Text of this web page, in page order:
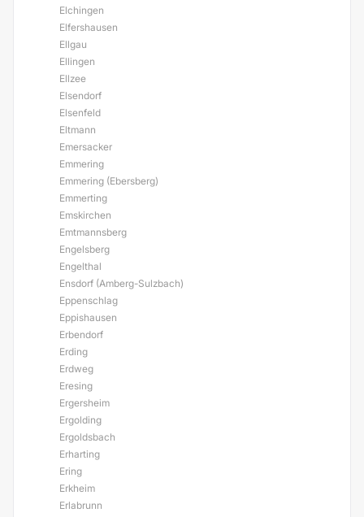
Elchingen
Elfershausen
Ellgau
Ellingen
Ellzee
Elsendorf
Elsenfeld
Eltmann
Emersacker
Emmering
Emmering (Ebersberg)
Emmerting
Emskirchen
Emtmannsberg
Engelsberg
Engelthal
Ensdorf (Amberg-Sulzbach)
Eppenschlag
Eppishausen
Erbendorf
Erding
Erdweg
Eresing
Ergersheim
Ergolding
Ergoldsbach
Erharting
Ering
Erkheim
Erlabrunn